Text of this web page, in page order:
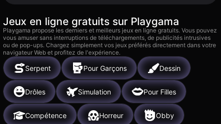
Jeux en ligne gratuits sur Playgama
Playgama propose les derniers et meilleurs jeux en ligne gratuits. Vous pouvez
vous amuser sans interruptions de téléchargements, de publicités intrusives
ou de pop-ups. Chargez simplement vos jeux préférés directement dans votre
navigateur Web et profitez de l'expérience.
Serpent Pour Garçons Dessin
Drôles Simulation Pour Filles
Compétence Horreur Obby